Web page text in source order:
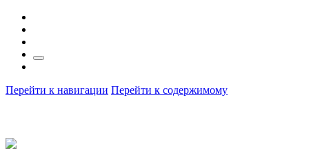
Перейти к навигации Перейти к содержимому